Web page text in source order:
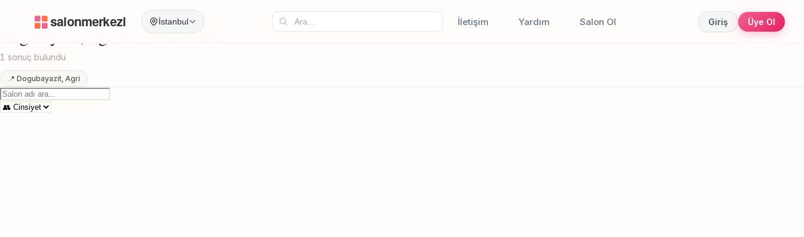
İstanbul İletişim Yardım Salon Ol Giriş Üye Ol
En Yakin Kuafor
Dogubayazit, Agri En Yakin Kuafor
1 sonuç bulundu
📍 Dogubayazit, Agri
Canlı sonuçlar Online randevu